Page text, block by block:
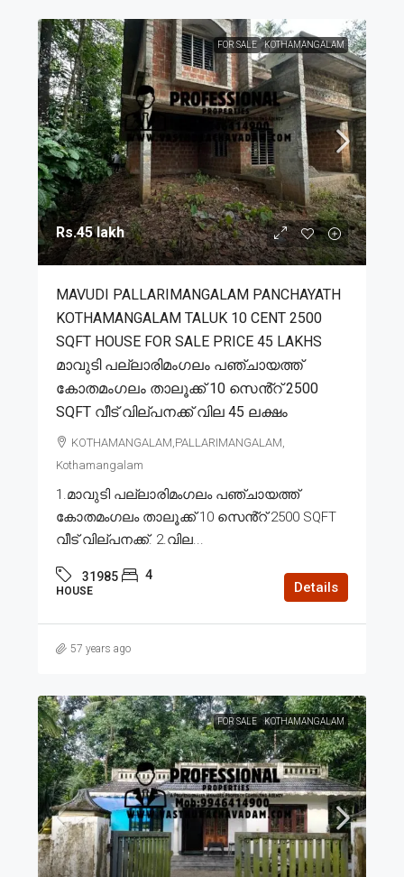
FOR SALE KOTHAMANGALAM
Rs.45 lakh
MAVUDI PALLARIMANGALAM PANCHAYATH
KOTHAMANGALAM TALUK 10 CENT 2500
SQFT HOUSE FOR SALE PRICE 45 LAKHS
മാവുടി പല്ലാരിമംഗലം പഞ്ചായത്ത്
കോതമംഗലം താലൂക്ക് 10 സെൻ്റ് 2500
SQFT വീട് വില്പനക്ക് വില 45 ലക്ഷം
KOTHAMANGALAM,PALLARIMANGALAM,
Kothamangalam
1.മാവുടി പല്ലാരിമംഗലം പഞ്ചായത്ത്
കോതമംഗലം താലൂക്ക് 10 സെൻ്റ് 2500 SQFT
വീട് വില്പനക്ക്. 2.വില...
31985 4
HOUSE Details
57 years ago
FOR SALE KOTHAMANGALAM